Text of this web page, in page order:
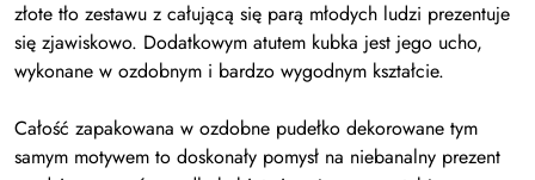
złote tło zestawu z całującą się parą młodych ludzi prezentuje
się zjawiskowo. Dodatkowym atutem kubka jest jego ucho,
wykonane w ozdobnym i bardzo wygodnym kształcie.
Całość zapakowana w ozdobne pudełko dekorowane tym
samym motywem to doskonały pomysł na niebanalny prezent